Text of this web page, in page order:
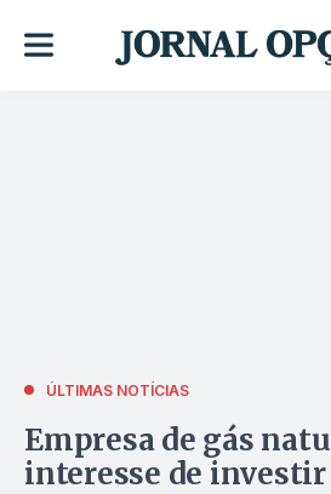
ÚLTIMAS NOTÍCIAS
Empresa de gás
interesse de investir